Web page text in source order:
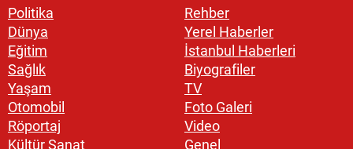
Politika
Dünya
Eğitim
Sağlık
Yaşam
Otomobil
Röportaj
Kültür Sanat
Rehber
Yerel Haberler
İstanbul Haberleri
Biyografiler
TV
Foto Galeri
Video
Genel